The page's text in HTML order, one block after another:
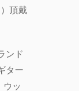
頂戴
ンド
ター
ウッ